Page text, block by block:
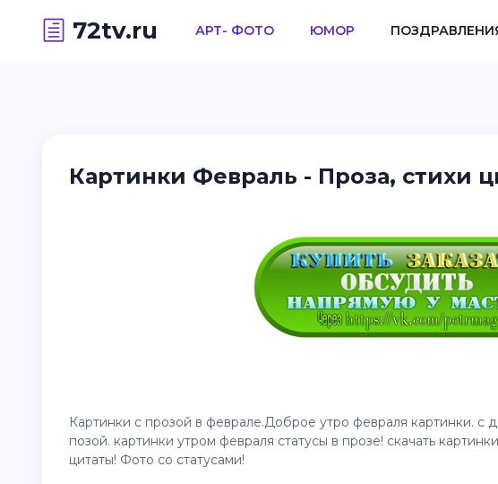
72tv.ru АРТ- ФОТО ЮМОР
Картинки Февраль - Проза, стихи
Картинки с прозой в феврале.Доброе утро февраля картинки. с
позой. картинки утром февраля статусы в прозе! скачать
цитаты! Фото со статусами!